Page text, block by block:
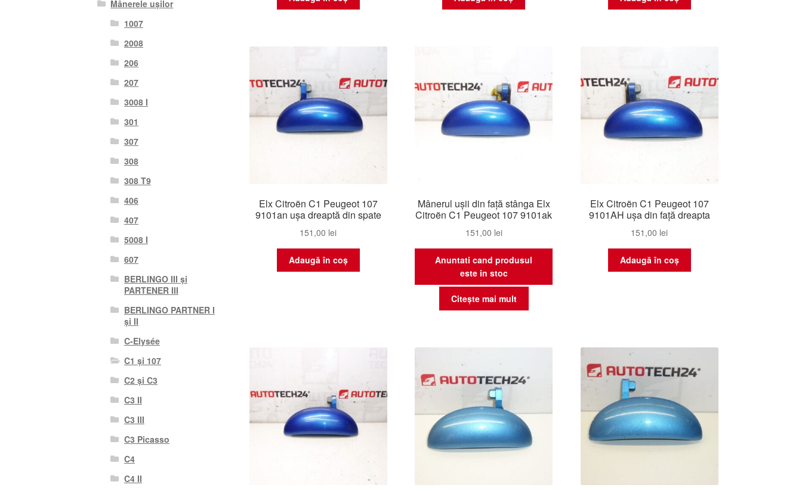
Elx Citroën C1 Peugeot 107
9101an ușa dreaptă din spate
151,00 lei
Adaugă în coș
Mânerul ușii din față stânga Elx
Citroën C1 Peugeot 107 9101ak
151,00 lei
Anuntati cand produsul
este in stoc
Citește mai mult
Elx Citroën C1 Peugeot 107
9101AH ușa din față dreapta
151,00 lei
Adaugă în coș
Mânerele ușilor
1007
2008
206
207
3008 I
301
307
308
308 T9
406
407
5008 I
607
BERLINGO III și
PARTENER III
BERLINGO PARTNER I
și II
C-Elysée
C1 și 107
C2 și C3
C3 II
C3 III
C3 Picasso
C4
C4 II